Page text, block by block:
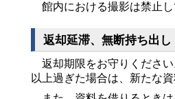
館内における撮影は禁止
返却延滞、無断持ち出し
返却期限をお守りくださ
以上過ぎた場合は、新たな